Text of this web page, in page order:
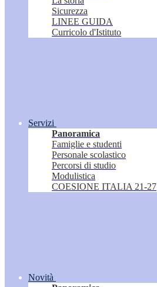
Sicurezza
LINEE GUIDA
Curricolo d'Istituto
Servizi
Panoramica
Famiglie e studenti
Personale scolastico
Percorsi di studio
Modulistica
COESIONE ITALIA 21-27
Novità